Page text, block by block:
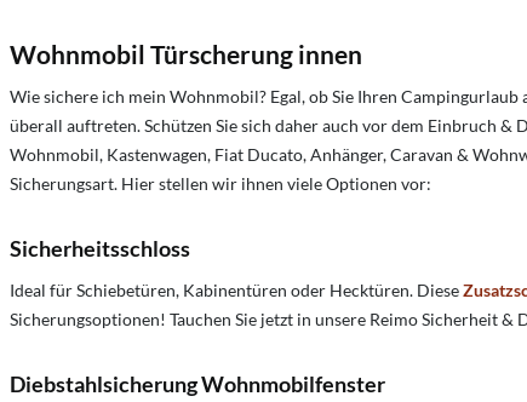
Wohnmobil Türscherung innen
Wie sichere ich mein Wohnmobil? Egal, ob Sie Ihren
überall auftreten. Schützen Sie sich daher auch vor dem Einbruch &
Wohnmobil, Kastenwagen, Fiat Ducato, Anhänger, Caravan &
Sicherungsart. Hier stellen wir ihnen viele Optionen vor:
Sicherheitsschloss
Ideal für Schiebetüren, Kabinentüren oder Hecktüren. Diese
Sicherungsoptionen! Tauchen Sie jetzt in unsere Reimo Sicherheit
Diebstahlsicherung Wohnmobilfenster